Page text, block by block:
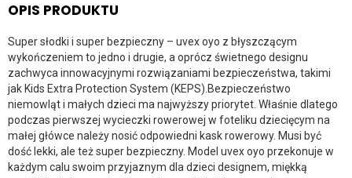
OPIS PRODUKTU
Super słodki i super bezpieczny – uvex oyo z błyszczącym
wykończeniem to jedno i drugie, a oprócz świetnego designu
zachwyca innowacyjnymi rozwiązaniami bezpieczeństwa, takimi
jak Kids Extra Protection System (KEPS).Bezpieczeństwo
niemowląt i małych dzieci ma najwyższy priorytet. Właśnie dlatego
podczas pierwszej wycieczki rowerowej w foteliku dziecięcym na
małej główce należy nosić odpowiedni kask rowerowy. Musi być
dość lekki, ale też super bezpieczny. Model uvex oyo przekonuje w
każdym calu swoim przyjaznym dla dzieci designem, miękką